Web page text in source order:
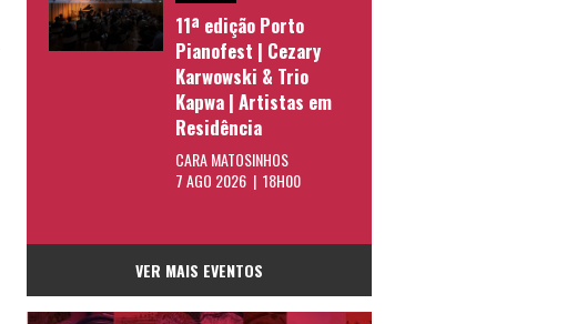
11ª edição Porto
Pianofest | Cezary
Karwowski & Trio
Kapwa | Artistas em
Residência
CARA MATOSINHOS
7 AGO 2026 | 18H00
VER MAIS EVENTOS